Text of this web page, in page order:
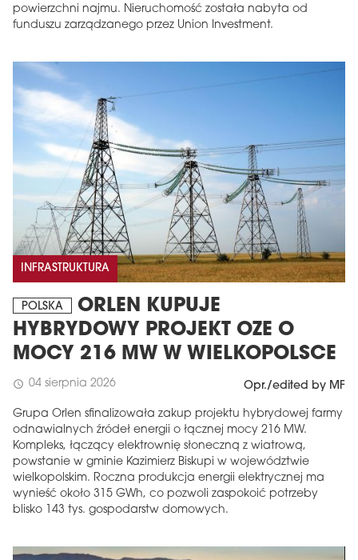
powierzchni najmu. Nieruchomość została nabyta od
funduszu zarządzanego przez Union Investment.
INFRASTRUKTURA
POLSKA
ORLEN KUPUJE
HYBRYDOWY PROJEKT OZE O
MOCY 216 MW W WIELKOPOLSCE
schedule 04 sierpnia 2026 Opr./edited by MF
Grupa Orlen sfinalizowała zakup projektu hybrydowej farmy
odnawialnych źródeł energii o łącznej mocy 216 MW.
Kompleks, łączący elektrownię słoneczną z wiatrową,
powstanie w gminie Kazimierz Biskupi w województwie
wielkopolskim. Roczna produkcja energii elektrycznej ma
wynieść około 315 GWh, co pozwoli zaspokoić potrzeby
blisko 143 tys. gospodarstw domowych.